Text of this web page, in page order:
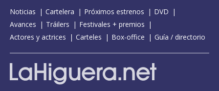
Noticias Cartelera Próximos estrenos
DVD
Avances
Tráilers
Festivales + premios
Actores y actrices
Carteles Box-office Guía / directorio